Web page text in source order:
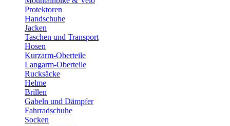
Protektoren
Handschuhe
Jacken
Taschen und Transport
Hosen
Kurzarm-Oberteile
Langarm-Oberteile
Rucksäcke
Helme
Brillen
Gabeln und Dämpfer
Fahrradschuhe
Socken